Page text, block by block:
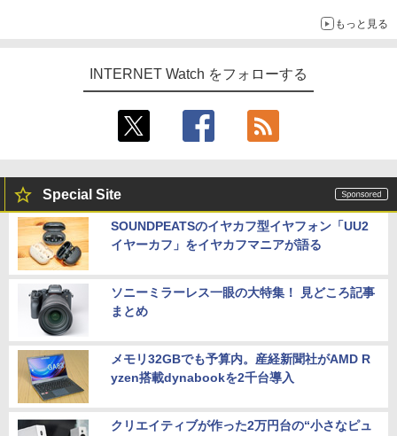
もっと見る
INTERNET Watch をフォローする
Special Site
SOUNDPEATSのイヤカフ型イヤフォン「UU2
イヤーカフ」をイヤカフマニアが語る
ソニーミラーレス一眼の大特集！ 見どころ記事
まとめ
メモリ32GBでも予算内。産経新聞社がAMD R
yzen搭載dynabookを2千台導入
クリエイティブが作った2万円台の“小さなピュ